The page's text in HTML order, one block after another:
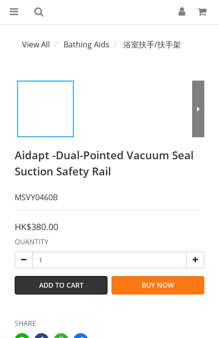
View All Bathing Aids 浴室扶手/扶手架
Aidapt -Dual-Pointed Vacuum Seal
Suction Safety Rail
MSVY0460B
HK$380.00
QUANTITY
ADD TO CART BUY NOW
SHARE